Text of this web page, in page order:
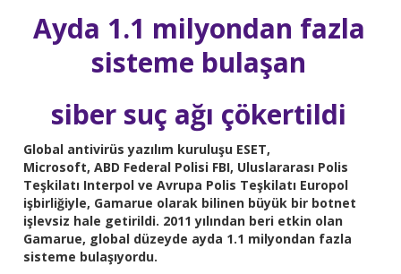
Ayda 1.1 milyondan fazla
sisteme bulaşan
siber suç ağı çökertildi
Global antivirüs yazılım kuruluşu ESET,
Microsoft, ABD Federal Polisi FBI, Uluslararası Polis
Teşkilatı Interpol ve Avrupa Polis Teşkilatı Europol
işbirliğiyle, Gamarue olarak bilinen büyük bir botnet
işlevsiz hale getirildi. 2011 yılından beri etkin olan
Gamarue, global düzeyde ayda 1.1 milyondan fazla
sisteme bulaşıyordu.